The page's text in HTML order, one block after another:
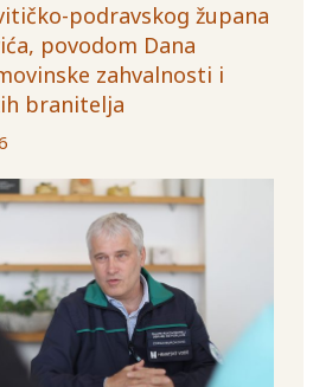
podravskog župana
povodom Dana
zahvalnosti i
branitelja